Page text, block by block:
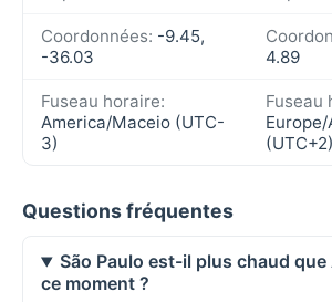
Coordonnées: -9.45,
-36.03
4.89
Fuseau horaire:
America/Maceio (UTC-
3)
Fuseau
(UTC+2)
Questions fréquentes
São Paulo est-il plus chaud
ce moment ?